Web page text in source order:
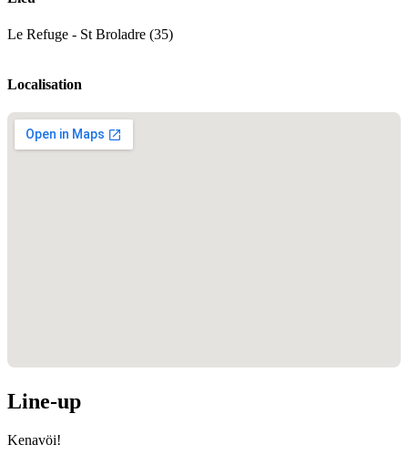
Le Refuge - St Broladre (35)
Localisation
Line-up
Kenavöi!